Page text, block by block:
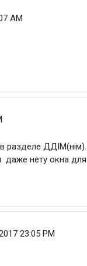
AM
разделе
нету окна
23:05 PM